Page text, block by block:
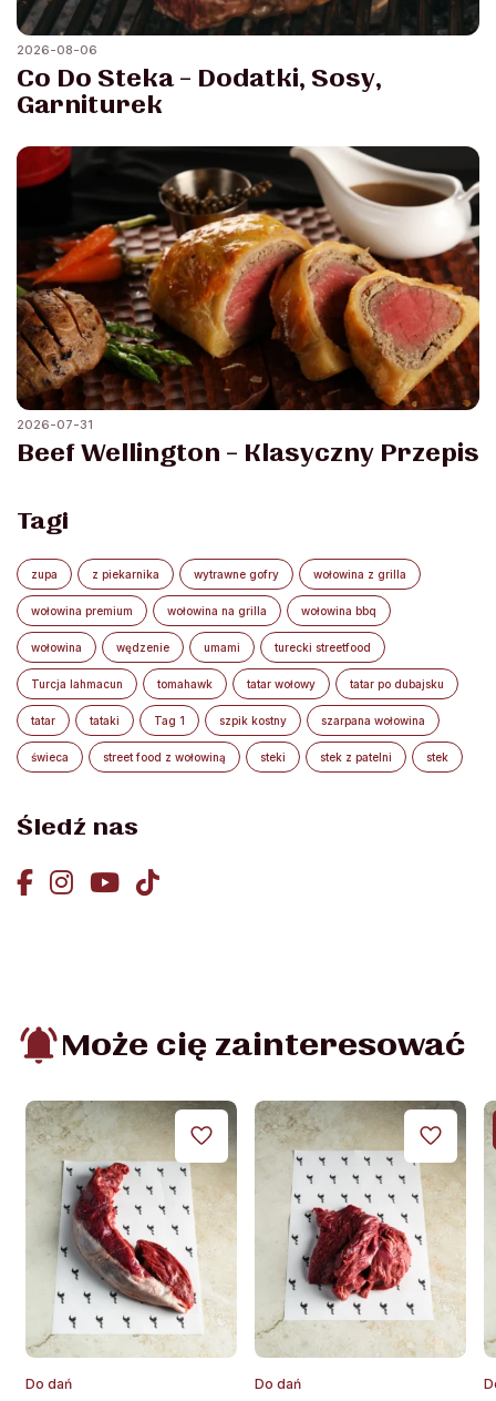
2026-08-06
Co Do Steka – Dodatki, Sosy,
Garniturek
2026-07-31
Beef Wellington – Klasyczny Przepis
Tagi
zupa z piekarnika wytrawne gofry wołowina z grilla
wołowina premium wołowina na grilla wołowina bbq
wołowina wędzenie umami turecki streetfood
Turcja lahmacun tomahawk tatar wołowy tatar po dubajsku
tatar tataki Tag 1 szpik kostny szarpana wołowina
świeca street food z wołowiną steki stek z patelni stek
Śledź nas
Może cię zainteresować
Do dań Do dań